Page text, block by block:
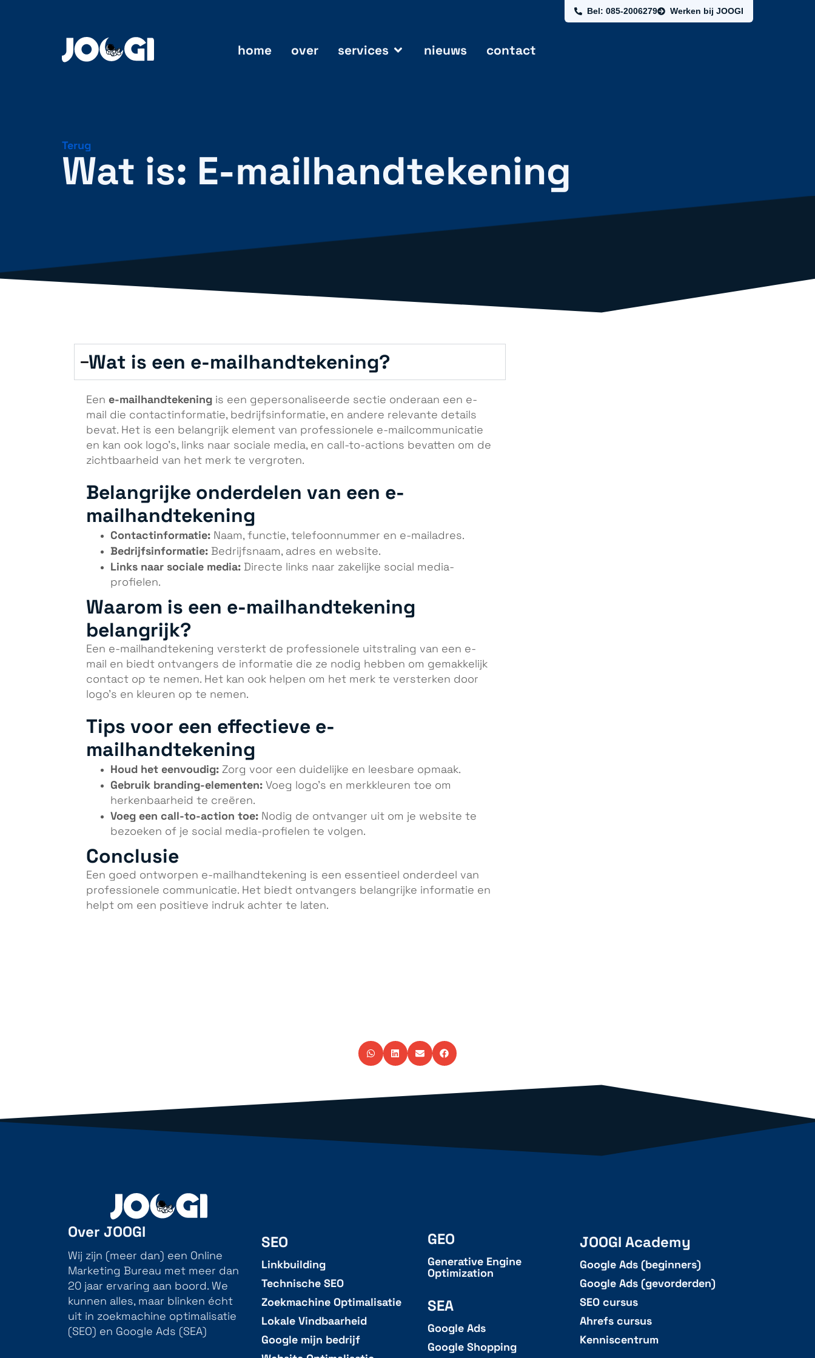
Bel: 085-2006279 Werken bij JOOGI
home over services nieuws contact
Terug
Wat is: E-mailhandtekening
Wat is een e-mailhandtekening?
Een e-mailhandtekening is een gepersonaliseerde sectie onderaan een e-
mail die contactinformatie, bedrijfsinformatie, en andere relevante details
bevat. Het is een belangrijk element van professionele e-mailcommunicatie
en kan ook logo’s, links naar sociale media, en call-to-actions bevatten om de
zichtbaarheid van het merk te vergroten.
Belangrijke onderdelen van een e-
mailhandtekening
Contactinformatie: Naam, functie, telefoonnummer en e-mailadres.
Bedrijfsinformatie: Bedrijfsnaam, adres en website.
Links naar sociale media: Directe links naar zakelijke social media-
profielen.
Waarom is een e-mailhandtekening
belangrijk?
Een e-mailhandtekening versterkt de professionele uitstraling van een e-
mail en biedt ontvangers de informatie die ze nodig hebben om gemakkelijk
contact op te nemen. Het kan ook helpen om het merk te versterken door
logo’s en kleuren op te nemen.
Tips voor een effectieve e-
mailhandtekening
Houd het eenvoudig: Zorg voor een duidelijke en leesbare opmaak.
Gebruik branding-elementen: Voeg logo’s en merkkleuren toe om
herkenbaarheid te creëren.
Voeg een call-to-action toe: Nodig de ontvanger uit om je website te
bezoeken of je social media-profielen te volgen.
Conclusie
Een goed ontworpen e-mailhandtekening is een essentieel onderdeel van
professionele communicatie. Het biedt ontvangers belangrijke informatie en
helpt om een positieve indruk achter te laten.
Over JOOGI
Wij zijn (meer dan) een Online
Marketing Bureau met meer dan
20 jaar ervaring aan boord. We
kunnen alles, maar blinken écht
uit in zoekmachine optimalisatie
(SEO) en Google Ads (SEA)
SEO
Linkbuilding
Technische SEO
Zoekmachine Optimalisatie
Lokale Vindbaarheid
Google mijn bedrijf
GEO
Generative Engine
Optimization
SEA
Google Ads
Google Shopping
JOOGI Academy
Google Ads (beginners)
Google Ads (gevorderden)
SEO cursus
Ahrefs cursus
Kenniscentrum